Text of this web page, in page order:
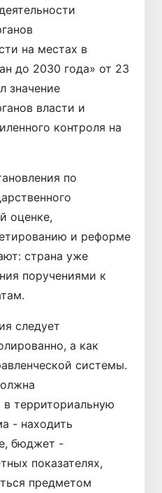
на местах в
до 2030 года» от 23
значение
власти и
контроля на
по
оценке,
и реформе
страна уже
поручениями к
следует
а как
системы.
территориальную
- находить
бюджет -
показателях,
предметом